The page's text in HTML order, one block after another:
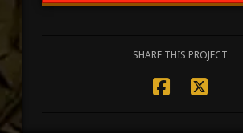
SHARE THIS PROJECT